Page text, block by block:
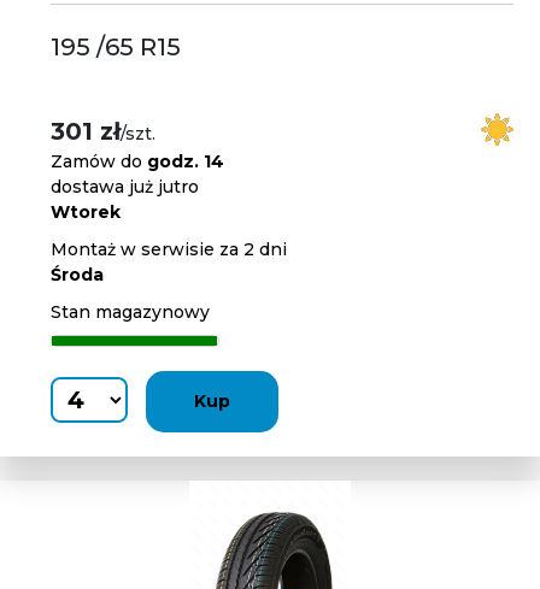
195 /65 R15
301 zł/szt.
Zamów do godz. 14
dostawa już jutro
Wtorek
Montaż w serwisie za 2 dni
Środa
Stan magazynowy
Kup